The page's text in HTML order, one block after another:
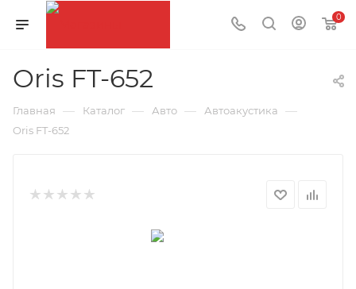
0
Oris FT-652
Главная — Каталог — Авто — Автоакустика —
Oris FT-652